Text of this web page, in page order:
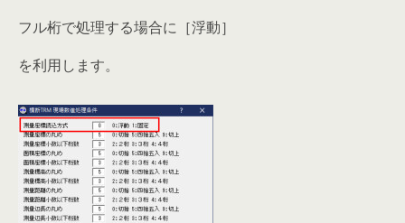
フル桁で処理する場合に［浮動］
を利用します。